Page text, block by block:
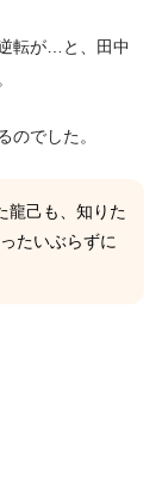
転が…と、田中
のでした。
龍己も、知りた
たいぶらずに